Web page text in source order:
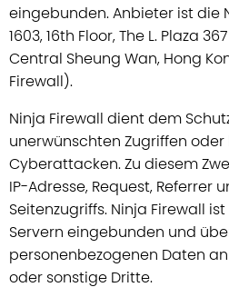
eingebunden. Anbieter ist die
1603, 16th Floor, The L. Plaza
Central Sheung Wan, Hong
Firewall).
Ninja Firewall dient dem
unerwünschten Zugriffen
Cyberattacken. Zu diesem
IP-Adresse, Request, Referrer
Seitenzugriffs. Ninja Firewall
Servern eingebunden und
personenbezogenen Daten
oder sonstige Dritte.